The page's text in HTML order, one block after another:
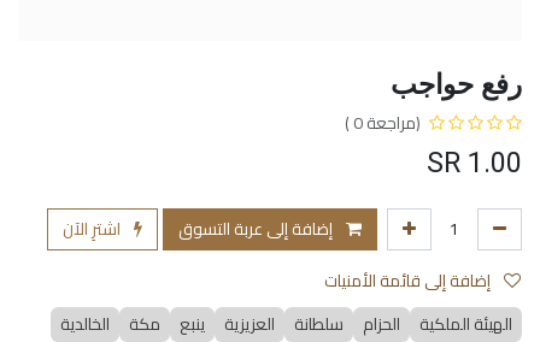
رفع حواجب
(مراجعة 0 )
1.00
إضافة إلى عربة التسوق
اشترِ الآن
الهيئة الملكية
الحزام سلطانة العزيزية ينبع مكة
الخالدية